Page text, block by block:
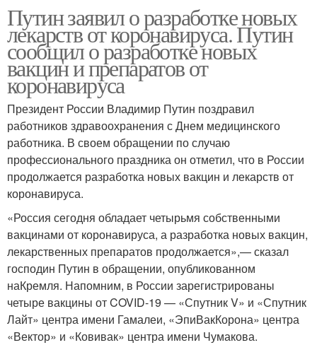
Путин заявил о разработке новых
лекарств от коронавируса. Путин
сообщил о разработке новых
вакцин и препаратов от
коронавируса
Президент России Владимир Путин поздравил
работников здравоохранения с Днем медицинского
работника. В своем обращении по случаю
профессионального праздника он отметил, что в России
продолжается разработка новых вакцин и лекарств от
коронавируса.
«Россия сегодня обладает четырьмя собственными
вакцинами от коронавируса, а разработка новых вакцин,
лекарственных препаратов продолжается»,— сказал
господин Путин в обращении, опубликованном
наКремля. Напомним, в России зарегистрированы
четыре вакцины от COVID-19 — «Спутник V» и «Спутник
Лайт» центра имени Гамалеи, «ЭпиВакКорона» центра
«Вектор» и «Ковивак» центра имени Чумакова.